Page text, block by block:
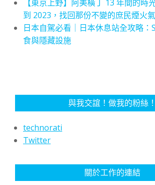
【東京上野】阿美橫丁 13 年間的時
到 2023，找回那份不變的庶民煙火氣
日本自駕必看｜日本休息站全攻略：
食與隱藏設施
與我交誼！做我的粉絲！
technorati
Twitter
關於工作的連結